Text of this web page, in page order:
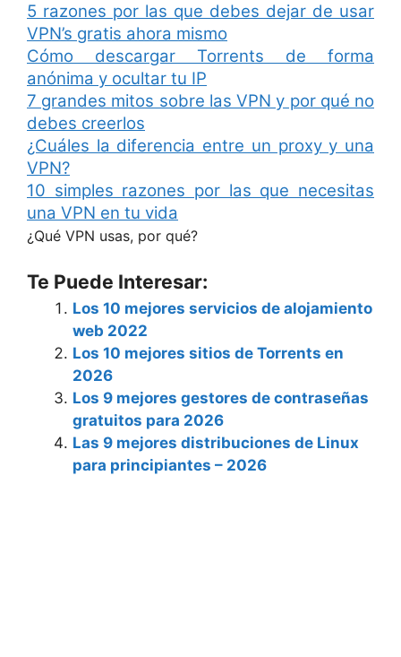
5 razones por las que debes dejar de usar
VPN’s gratis ahora mismo
Cómo descargar Torrents de forma
anónima y ocultar tu IP
7 grandes mitos sobre las VPN y por qué no
debes creerlos
¿Cuáles la diferencia entre un proxy y una
VPN?
10 simples razones por las que necesitas
una VPN en tu vida
¿Qué VPN usas, por qué?
Te Puede Interesar:
Los 10 mejores servicios de alojamiento
web 2022
Los 10 mejores sitios de Torrents en
2026
Los 9 mejores gestores de contraseñas
gratuitos para 2026
Las 9 mejores distribuciones de Linux
para principiantes – 2026